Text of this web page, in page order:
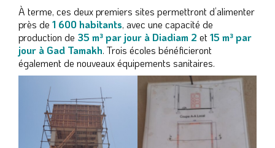
À terme, ces deux premiers sites permettront d’alimenter
près de 1 600 habitants, avec une capacité de
production de 35 m³ par jour à Diadiam 2 et15 m³ par
jour à Gad Tamakh. Trois écoles bénéficieront
également de nouveaux équipements sanitaires.